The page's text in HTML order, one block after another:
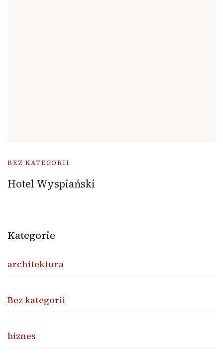
BEZ KATEGORII
Hotel Wyspiański
Kategorie
architektura
Bez kategorii
biznes